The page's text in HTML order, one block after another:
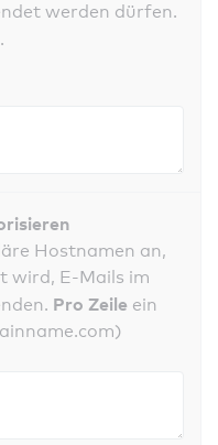
werden dürfen.
Hostnamen an,
wird, E-Mails im
Pro Zeile ein